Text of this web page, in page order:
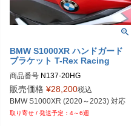
BMW F 850 GS (2019+)：PRN0155
36-015554-016466-016469-016517
-016518-017477-08
BMW F 900 R (2020 - 2024)：PRN0
15536-015554-016466-016469-016
517-016518-017477-09
BMW F 900 R SE (2020 - 2024)：PR
N015536-015554-016466-016469-0
16517-016518-017477-10
BMW F 900 XR (2020 - 2024)：PRN
015536-015554-016466-016469-01
BMW S1000XR ハンドガード
ブラケット T-Rex Racing
商品番号 N137-20HG
販売価格 ¥28,200税込
BMW S1000XR (2020～2023) 対応
4～6週